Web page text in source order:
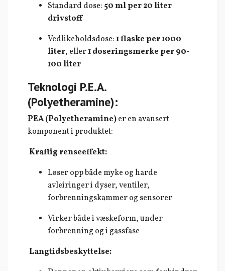
Standard dose: 50 ml per 20 liter
drivstoff
Vedlikeholdsdose:1 flaske per 1000
liter, eller1 doseringsmerke per 90-
100 liter
Teknologi P.E.A.
(Polyetheramine):
PEA (Polyetheramine)er en avansert
komponent i produktet:
Kraftig renseeffekt:
Løser opp både myke og harde
avleiringer i dyser, ventiler,
forbrenningskammer og sensorer
Virker både i væskeform, under
forbrenning og i gassfase
Langtidsbeskyttelse: